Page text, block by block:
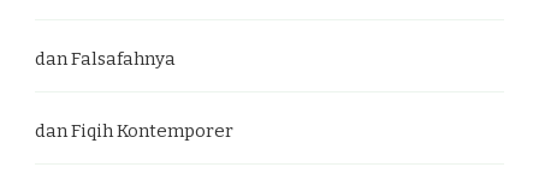
dan Falsafahnya
dan Fiqih Kontemporer